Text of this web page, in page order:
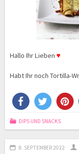
Hallo Ihr Lieben ♥
Habt Ihr noch Tortilla-
DIPS UND SNACKS
8. SEPTEMBER 2022